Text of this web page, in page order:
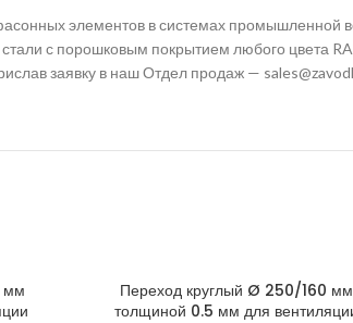
элементов в системах
с порошковым покрытием любого цвета
заявку в наш Отдел продаж —
мм
В КОРЗИНУ
Переход круглый Ø 250/160 мм
толщиной 0.5 мм для